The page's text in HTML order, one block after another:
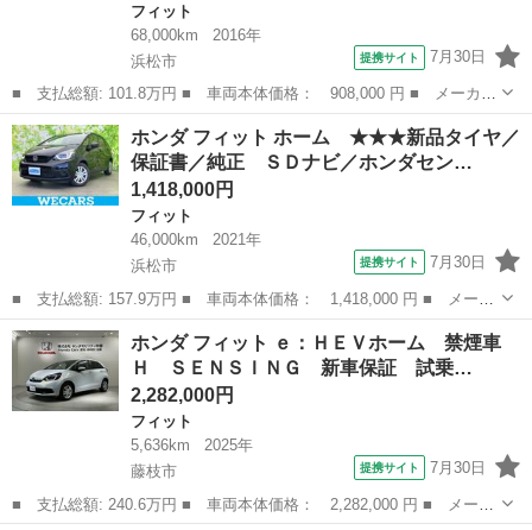
フィット
68,000km
2016年
浜松市
提携サイト 7月30日
■ 支払総額: 101.8万円 ■ 車両本体価格： 908,000 円 ■ メーカー
名： ホンダ ■ 車種名： フィットハイブリッド ■ グレード
名： ハイブリッド・Ｓパッケージ 保証書／社外 ＳＤナビ／ドラ
イブレコーダー...
静岡 浜松市 フィット
ホンダ フィット ホーム ★★★新品タイヤ／
保証書／純正 ＳＤナビ／ホンダセン…
1,418,000円
フィット
46,000km
2021年
浜松市
提携サイト 7月30日
■ 支払総額: 157.9万円 ■ 車両本体価格： 1,418,000 円 ■ メーカ
ー名： ホンダ ■ 車種名： フィット ■ グレード名： ホーム
★★★新品タイヤ／保証書／純正 ＳＤナビ／ホンダセンシング／車
線逸脱防...
静岡 浜松市 フィット
ホンダ フィット ｅ：ＨＥＶホーム 禁煙車
Ｈ ＳＥＮＳＩＮＧ 新車保証 試乗…
2,282,000円
フィット
5,636km
2025年
藤枝市
提携サイト 7月30日
■ 支払総額: 240.6万円 ■ 車両本体価格： 2,282,000 円 ■ メーカ